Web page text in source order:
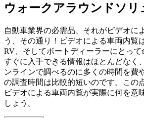
ウォークアラウンドソリ
自動車業界の必需品、それがビデオに
う、その通り！ビデオによる車両内覧
RV、そしてボートディーラーにとっ
すぐに入手できる情報はほとんどなく
ンラインで調べるのに多くの時間を費
の調査時間は比較的短いのです。この
ビデオによる車両内覧が実際に何を意
しょう。